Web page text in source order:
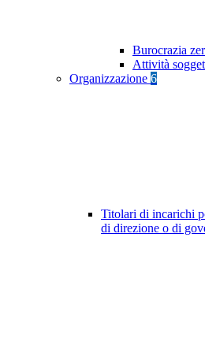
Burocrazia
Attività
Organizzazione 6
Titolari di incarichi
di direzione o di